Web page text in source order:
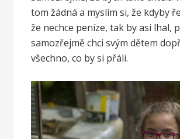
tom žádná a myslím si, že kdyby
že nechce peníze, tak by asi lhal,
samozřejmě chci svým dětem
všechno, co by si přáli.